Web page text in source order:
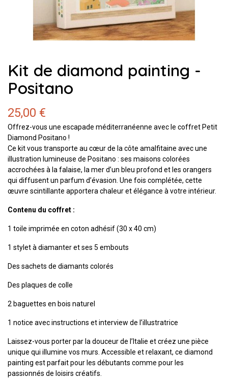
Kit de diamond painting -
Positano
25,00 €
Offrez-vous une escapade méditerranéenne avec le coffret Petit
Diamond Positano !
Ce kit vous transporte au cœur de la côte amalfitaine avec une
illustration lumineuse de Positano : ses maisons colorées
accrochées à la falaise, la mer d’un bleu profond et les orangers
qui diffusent un parfum d’évasion. Une fois complétée, cette
œuvre scintillante apportera chaleur et élégance à votre intérieur.
Contenu du coffret :
1 toile imprimée en coton adhésif (30 x 40 cm)
1 stylet à diamanter et ses 5 embouts
Des sachets de diamants colorés
Des plaques de colle
2 baguettes en bois naturel
1 notice avec instructions et interview de l’illustratrice
Laissez-vous porter par la douceur de l’Italie et créez une pièce
unique qui illumine vos murs. Accessible et relaxant, ce diamond
painting est parfait pour les débutants comme pour les
passionnés de loisirs créatifs.